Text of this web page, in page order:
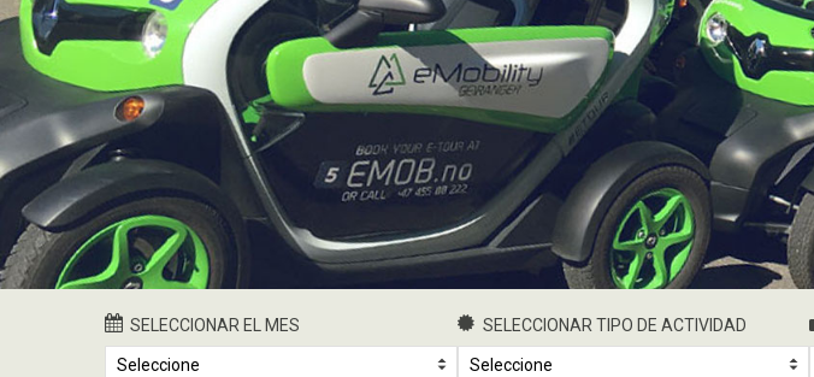
SELECCIONAR EL MES
Seleccione
SELECCIONAR TIPO DE ACTIVIDAD
Seleccione